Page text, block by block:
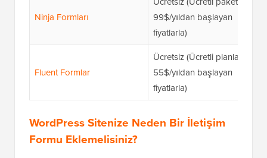
Ninja Formları
99$/yıldan başlayan
fiyatlarla)
Fluent Formlar
Ücretsiz (Ücretli planlar
55$/yıldan başlayan
fiyatlarla)
WordPress Sitenize Neden Bir İletişim
Formu Eklemelisiniz?